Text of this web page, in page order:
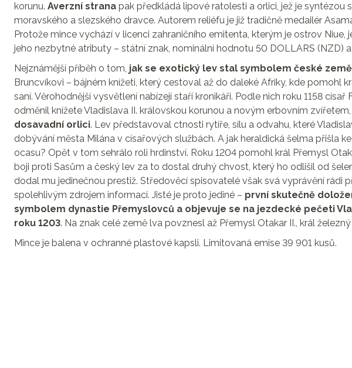
korunu. Averzní strana pak předkládá lipové ratolesti a orlici, jež je syntézou
moravského a slezského dravce. Autorem reliéfu je již tradičně medailér
Protože mince vychází v licenci zahraničního emitenta, kterým je ostrov Niue,
jeho nezbytné atributy – státní znak, nominální hodnotu 50 DOLLARS (NZD)
Nejznámější příběh o tom, jak se exotický lev stal symbolem české země
Bruncvíkovi – bájném knížeti, který cestoval až do daleké Afriky, kde pomohl
saní. Věrohodnější vysvětlení nabízejí staří kronikáři. Podle nich roku 1158 císař
odměnil knížete Vladislava II. královskou korunou a novým erbovním
dosavadní orlici. Lev představoval ctnosti rytíře, sílu a odvahu, které
dobývání města Milána v císařových službách. A jak heraldická šelma přišla
ocasu? Opět v tom sehrálo roli hrdinství. Roku 1204 pomohl král Přemysl
boji proti Sasům a český lev za to dostal druhý chvost, který ho odlišil od
dodal mu jedinečnou prestiž. Středověcí spisovatelé však svá vyprávění rádi
spolehlivým zdrojem informací. Jisté je proto jediné – první skutečně
symbolem dynastie Přemyslovců a objevuje se na jezdecké pečeti
roku 1203. Na znak celé země lva povznesl až Přemysl Otakar II., král
Mince je balena v ochranné plastové kapsli. Limitovaná emise 39 901 kusů.